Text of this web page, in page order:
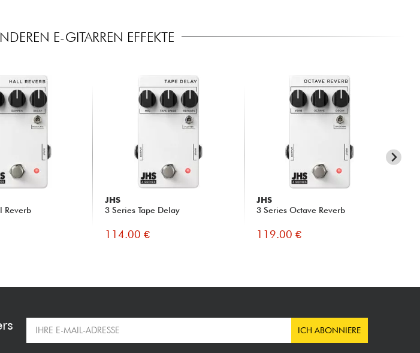
E-GITARREN EFFEKTE
Reverb
JHS
3 Series Tape Delay
114.00 €
JHS
3 Series Octave Reverb
119.00 €
ICH ABONNIERE